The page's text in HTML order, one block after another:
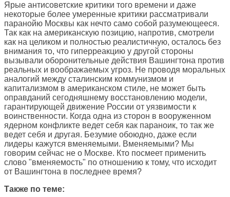
Ярые антисоветские критики того времени и даже
некоторые более умеренные критики рассматривали
паранойю Москвы как нечто само собой разумеющееся.
Так как на американскую позицию, напротив, смотрели
как на целиком и полностью реалистичную, осталось без
внимания то, что гиперреакцию у другой стороны
вызывали оборонительные действия Вашингтона против
реальных и воображаемых угроз. Не проводя моральных
аналогий между сталинским коммунизмом и
капитализмом в американском стиле, не может быть
оправданий сегодняшнему восстановлению модели,
гарантирующей движение России от уязвимости к
воинственности. Когда одна из сторон в вооруженном
ядерном конфликте ведет себя как параноик, то так же
ведет себя и другая. Безумие обоюдно, даже если
лидеры кажутся вменяемыми. Вменяемыми? Мы
говорим сейчас не о Москве. Кто посмеет применить
слово "вменяемость" по отношению к тому, что исходит
от Вашингтона в последнее время?
Также по теме: